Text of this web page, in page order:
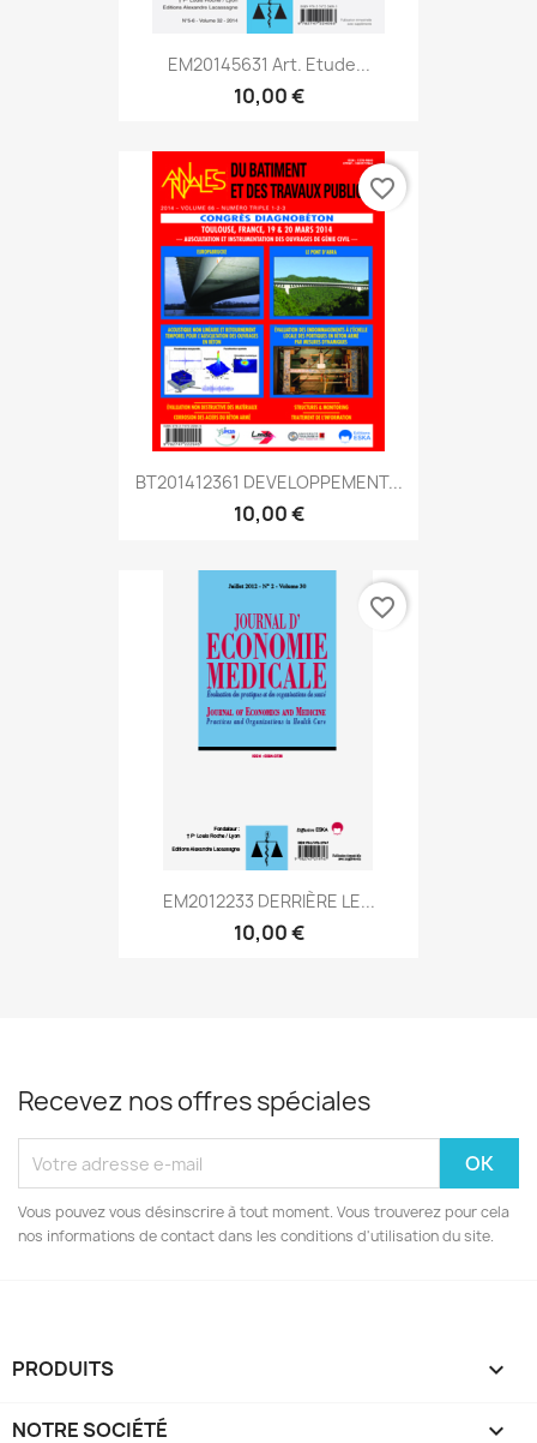
EM20145631 Art. Etude...
10,00 €
BT201412361 DEVELOPPEMENT...
10,00 €
favorite_border
EM2012233 DERRIÈRE LE...
10,00 €
favorite_border
Recevez nos offres spéciales
Vous pouvez vous désinscrire à tout moment. Vous trouverez pour cela
nos informations de contact dans les conditions d'utilisation du site.
PRODUITS 
NOTRE SOCIÉTÉ 